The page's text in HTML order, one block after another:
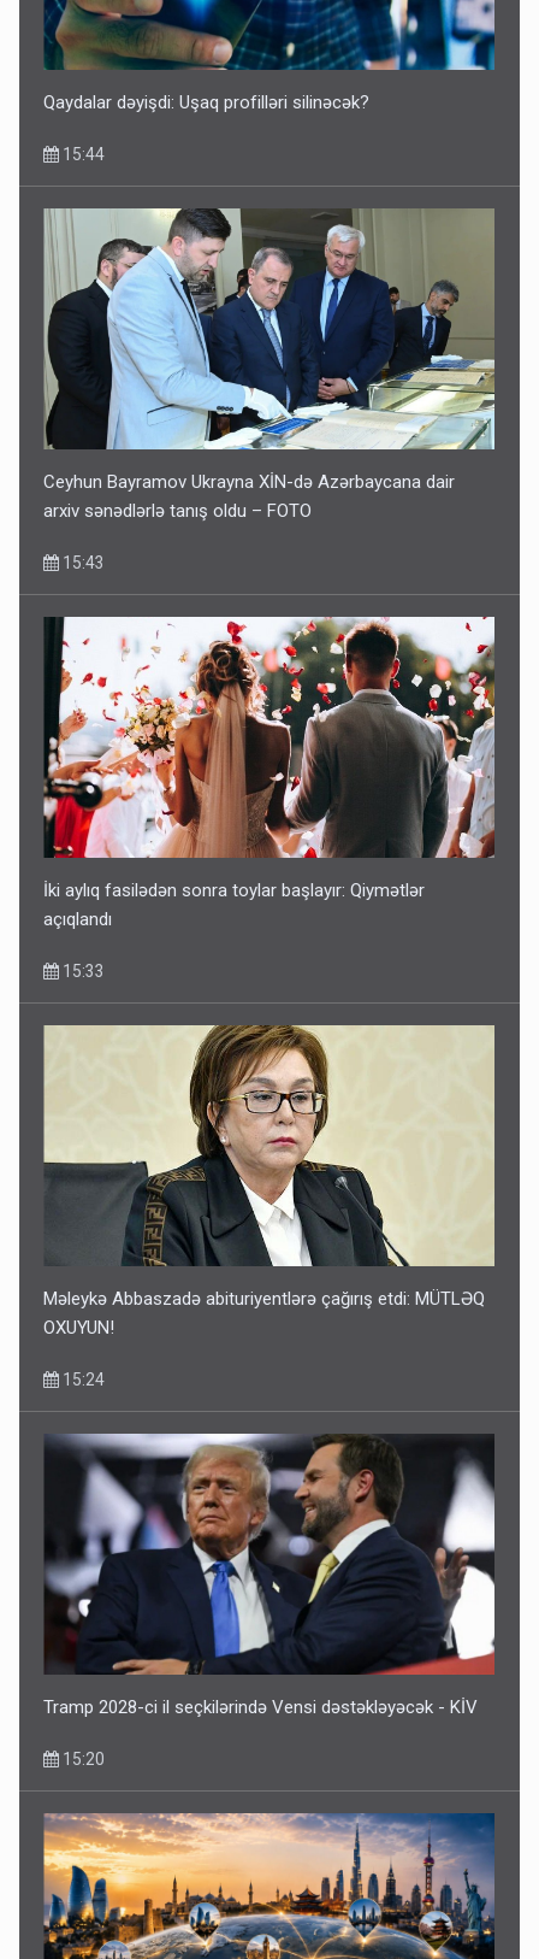
Qaydalar dəyişdi: Uşaq profilləri silinəcək?
15:44
Ceyhun Bayramov Ukrayna XİN-də Azərbaycana dair
arxiv sənədlərlə tanış oldu – FOTO
15:43
İki aylıq fasilədən sonra toylar başlayır: Qiymətlər
açıqlandı
15:33
Məleykə Abbaszadə abituriyentlərə çağırış etdi: MÜTLƏQ
OXUYUN!
15:24
Tramp 2028-ci il seçkilərində Vensi dəstəkləyəcək - KİV
15:20